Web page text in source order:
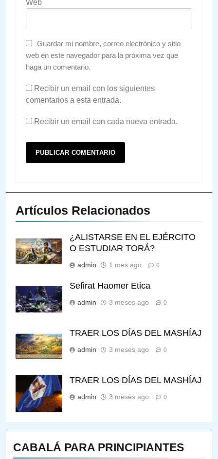
CABALÁ PARA PRINCIPIANTES
Web
Guardar mi nombre, correo electrónico y sitio
web en este navegador para la próxima vez que
haga un comentario.
Recibir un email con los siguientes
comentarios a esta entrada.
Recibir un email con cada nueva entrada.
Artículos Relacionados
¿ALISTARSE EN EL EJÉRCITO
O ESTUDIAR TORÁ?
admin 1 mes ago 0
Sefirat Haomer Etica
admin 3 meses ago 0
TRAER LOS DÍAS DEL MASHÍAJ
admin 3 meses ago 0
TRAER LOS DÍAS DEL MASHÍAJ
admin 3 meses ago 0